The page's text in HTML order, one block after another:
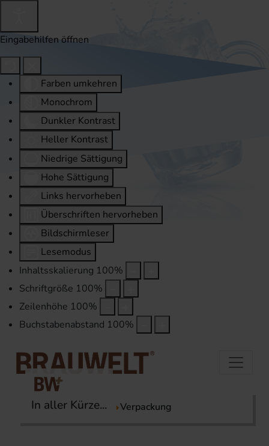
Eingabehilfen öffnen
Farben umkehren
Monochrom
Dunkler Kontrast
Heller Kontrast
Niedrige Sättigung
Hohe Sättigung
Links hervorheben
Überschriften hervorheben
Bildschirmleser
Lesemodus
Inhaltsskalierung 100%
Schriftgröße 100%
Zeilenhöhe 100%
Buchstabenabstand 100%
Startseite Themen Verpackung
In aller Kürze...